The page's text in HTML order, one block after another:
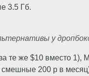
3.5 Гб.
у
те же $10 вместо
смешные 200 р в